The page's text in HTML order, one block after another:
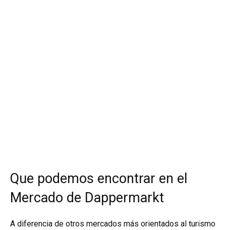
Que podemos encontrar en el
Mercado de Dappermarkt
A diferencia de otros mercados más orientados al turismo